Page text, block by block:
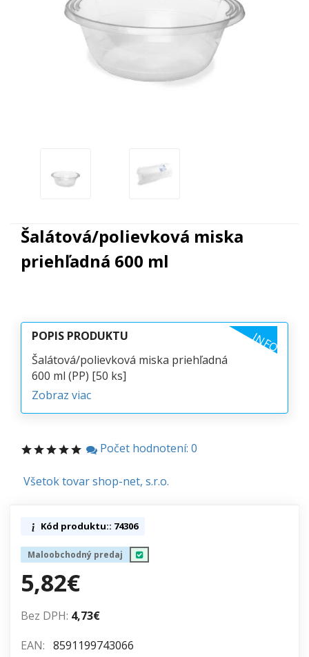
Šalátová/polievková miska
priehľadná 600 ml
POPIS PRODUKTU INFO
Šalátová/polievková miska priehľadná
600 ml (PP) [50 ks]
Zobraz viac
Počet hodnotení: 0
Všetok tovar shop-net, s.r.o.
Kód produktu:: 74306
Maloobchodný predaj
5,82€
Bez DPH: 4,73€
EAN: 8591199743066